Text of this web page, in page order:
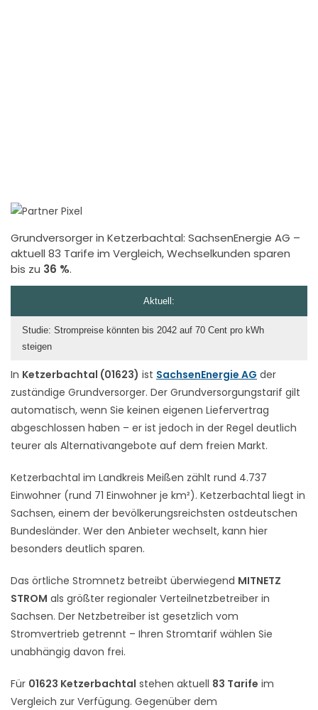
Grundversorger in Ketzerbachtal: SachsenEnergie AG –
aktuell 83 Tarife im Vergleich, Wechselkunden sparen
bis zu 36 %.
In Ketzerbachtal (01623) ist SachsenEnergie AG der
zuständige Grundversorger. Der Grundversorgungstarif gilt
automatisch, wenn Sie keinen eigenen Liefervertrag
abgeschlossen haben – er ist jedoch in der Regel deutlich
teurer als Alternativangebote auf dem freien Markt.
Ketzerbachtal im Landkreis Meißen zählt rund 4.737
Einwohner (rund 71 Einwohner je km²). Ketzerbachtal liegt in
Sachsen, einem der bevölkerungsreichsten ostdeutschen
Bundesländer. Wer den Anbieter wechselt, kann hier
besonders deutlich sparen.
Das örtliche Stromnetz betreibt überwiegend MITNETZ
STROM als größter regionaler Verteilnetzbetreiber in
Sachsen. Der Netzbetreiber ist gesetzlich vom
Stromvertrieb getrennt – Ihren Stromtarif wählen Sie
unabhängig davon frei.
Für 01623 Ketzerbachtal stehen aktuell 83 Tarife im
Vergleich zur Verfügung. Gegenüber dem
Aktuell:
Studie: Strompreise könnten bis 2042 auf 70 Cent pro kWh
steigen